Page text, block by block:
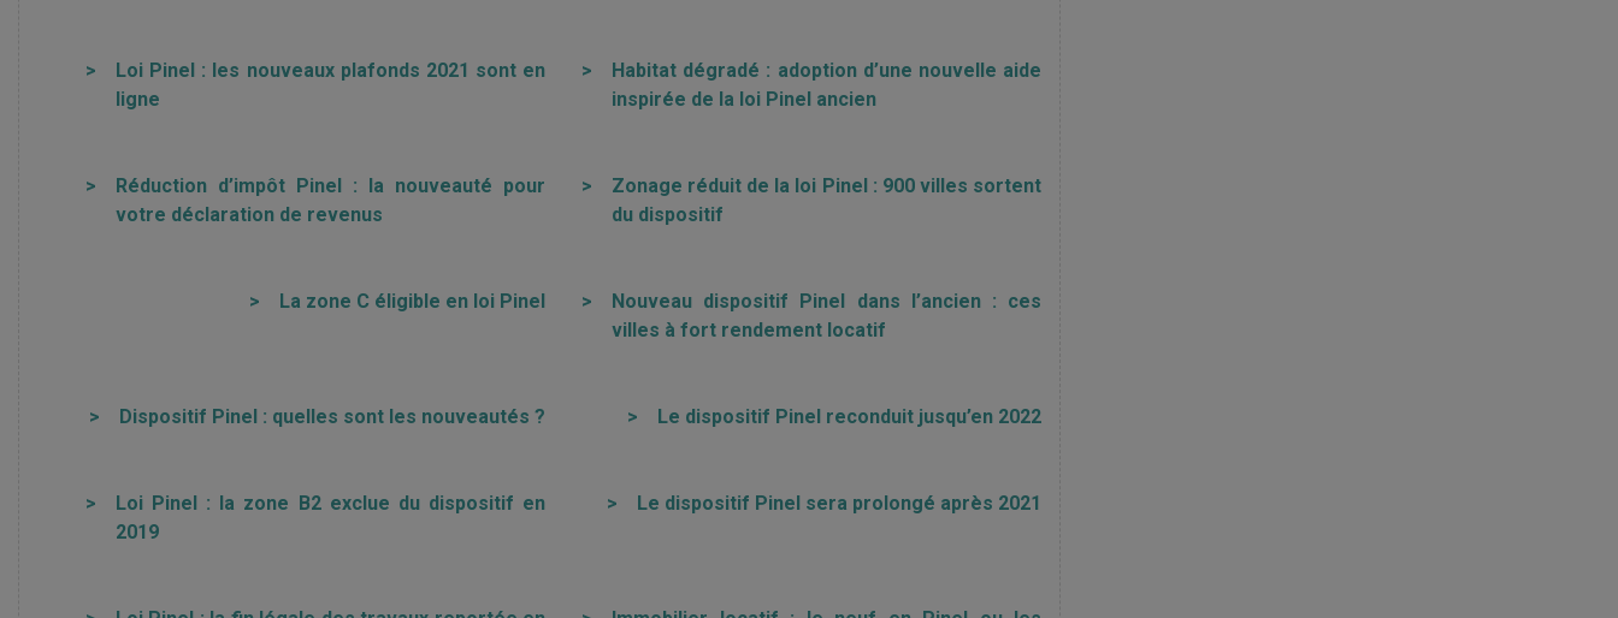
>
Loi Pinel : les nouveaux plafonds 2021 sont en
ligne
>
Habitat dégradé : adoption d’une nouvelle aide
inspirée de la loi Pinel ancien
>
Réduction d’impôt Pinel : la nouveauté pour
votre déclaration de revenus
>
Zonage réduit de la loi Pinel : 900 villes sortent
du dispositif
> La zone C éligible en loi Pinel >
Nouveau dispositif Pinel dans l’ancien : ces
villes à fort rendement locatif
> Dispositif Pinel : quelles sont les nouveautés ? > Le dispositif Pinel reconduit jusqu’en 2022
>
Loi Pinel : la zone B2 exclue du dispositif en
2019
> Le dispositif Pinel sera prolongé après 2021